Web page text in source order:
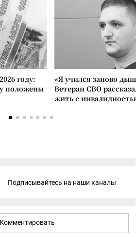
году:
положены
«Я учился заново
Ветеран СВО
жить с
Подписывайтесь на наши каналы
Комментировать